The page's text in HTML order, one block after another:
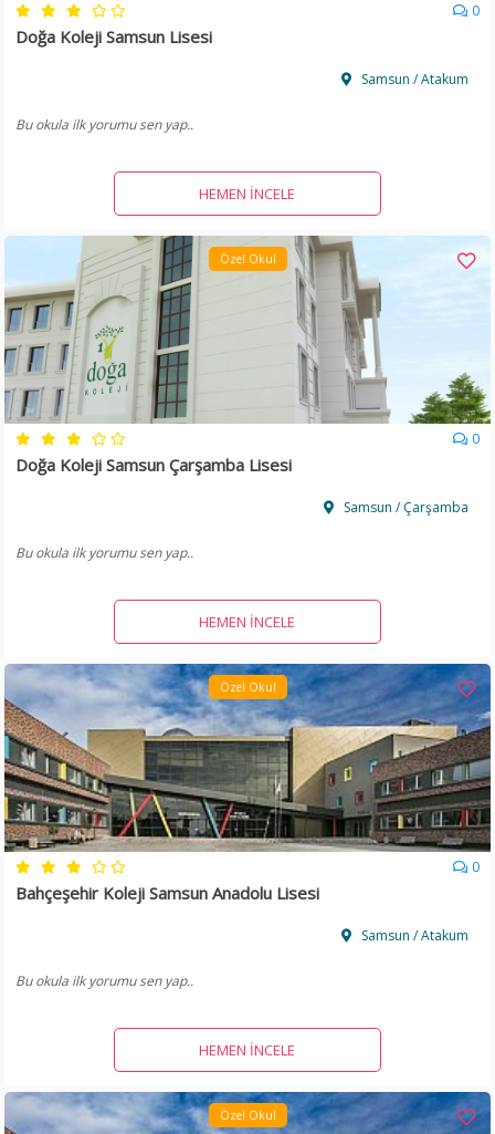
0
Doğa Koleji Samsun Lisesi
Samsun / Atakum
Bu okula ilk yorumu sen yap..
HEMEN İNCELE
Özel Okul
0
Doğa Koleji Samsun Çarşamba Lisesi
Samsun / Çarşamba
Bu okula ilk yorumu sen yap..
HEMEN İNCELE
Özel Okul
0
Bahçeşehir Koleji Samsun Anadolu Lisesi
Samsun / Atakum
Bu okula ilk yorumu sen yap..
HEMEN İNCELE
Özel Okul